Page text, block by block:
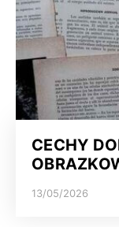
CECHY
13/05/2026